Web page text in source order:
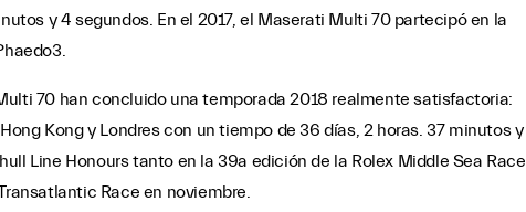
y 4 segundos. En el 2017, el Maserati Multi 70 partecipó en la
70 han concluido una temporada 2018 realmente satisfactoria:
Kong y Londres con un tiempo de 36 días, 2 horas. 37 minutos y
Line Honours tanto en la 39a edición de la Rolex Middle Sea Race
Race en noviembre.